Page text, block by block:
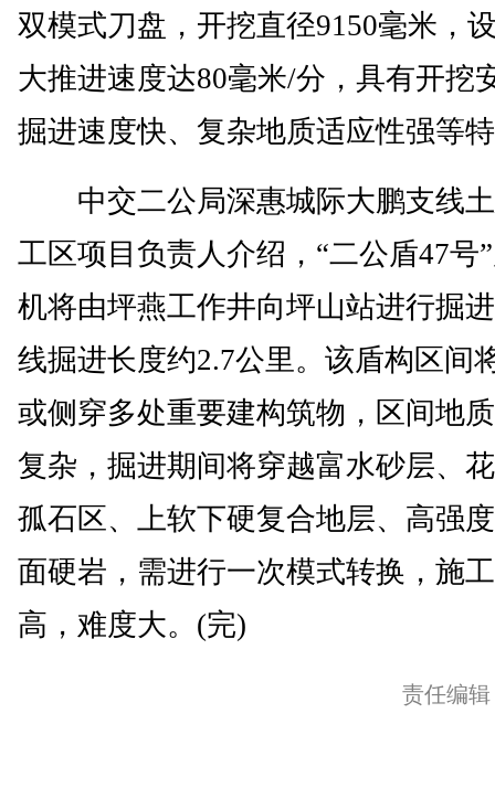
双模式刀盘，开挖直径9150毫米，
大推进速度达80毫米/分，具有开挖
掘进速度快、复杂地质适应性强等
中交二公局深惠城际大鹏支线
工区项目负责人介绍，“二公盾47号
机将由坪燕工作井向坪山站进行掘
线掘进长度约2.7公里。该盾构区间
或侧穿多处重要建构筑物，区间地
复杂，掘进期间将穿越富水砂层、
孤石区、上软下硬复合地层、高强
面硬岩，需进行一次模式转换，施
高，难度大。(完)
责任编